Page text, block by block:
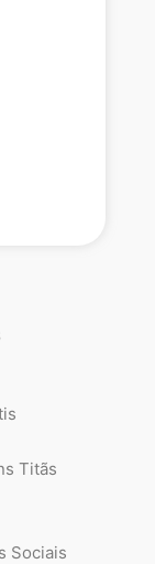
Titãs
Sociais